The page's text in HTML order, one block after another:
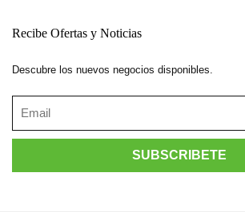
Recibe Ofertas y Noticias
Descubre los nuevos negocios disponibles.